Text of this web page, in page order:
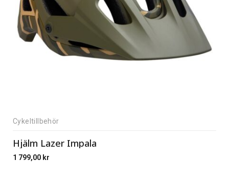
Cykeltillbehör
Hjälm Lazer Impala
1 799,00 kr